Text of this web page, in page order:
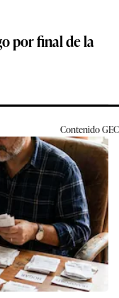
por final de la
ContenidoGEC